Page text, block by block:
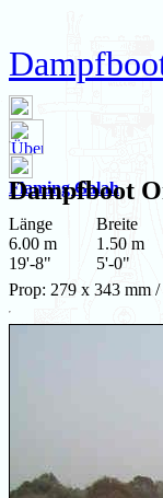
Flaming Galah
Dampfboot
Länge
6.00 m
19'-8"
Breite
1.50 m
5'-0"
Prop: 279 x 343 mm